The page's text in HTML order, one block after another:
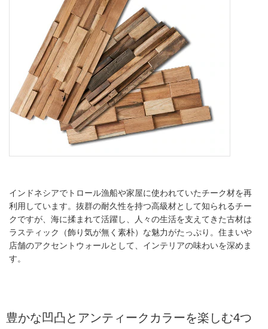
インドネシアでトロール漁船や家屋に使われていたチーク材を再
利用しています。抜群の耐久性を持つ高級材として知られるチー
クですが、海に揉まれて活躍し、人々の生活を支えてきた古材は
ラスティック（飾り気が無く素朴）な魅力がたっぷり。住まいや
店舗のアクセントウォールとして、インテリアの味わいを深めま
す。
豊かな凹凸とアンティークカラーを楽しむ4つ